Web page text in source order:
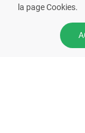
Prenez
la page Cookies.